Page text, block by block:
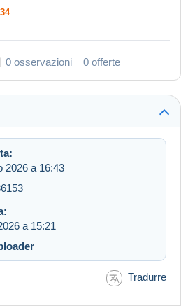
0 osservazioni 0 offerte
2026 a 16:43
a 15:21
Tradurre